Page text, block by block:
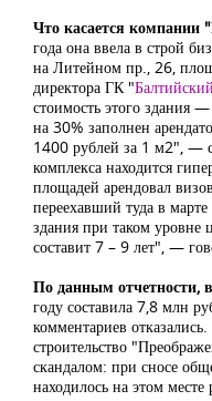
Что касается компании
года она ввела в строй
на Литейном пр., 26,
директора ГК "
стоимость этого здания
на 30% заполнен
1400 рублей за 1 м2", —
комплекса находится
площадей арендовал
переехавший туда в
здания при таком уровне
составит 7 – 9 лет", —
По данным отчетности,
году составила 7,8 млн
комментариев
строительство
скандалом: при сносе
находилось на этом